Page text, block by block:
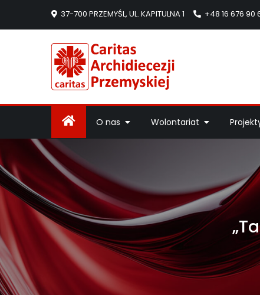
37-700 PRZEMYŚL, UL. KAPITULNA 1 +48 16 676 90
O nas Wolontariat